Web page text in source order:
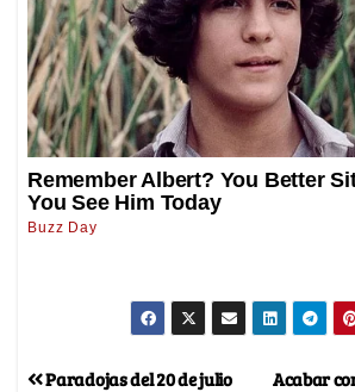
Acabar
Paradojas del 20 de julio